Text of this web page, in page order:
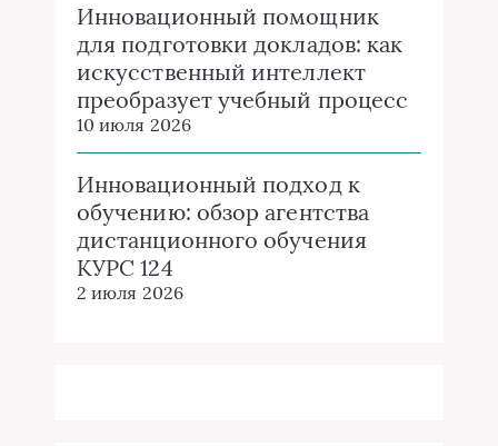
Инновационный помощник
для подготовки докладов: как
искусственный интеллект
преобразует учебный процесс
10 июля 2026
Инновационный подход к
обучению: обзор агентства
дистанционного обучения
КУРС 124
2 июля 2026